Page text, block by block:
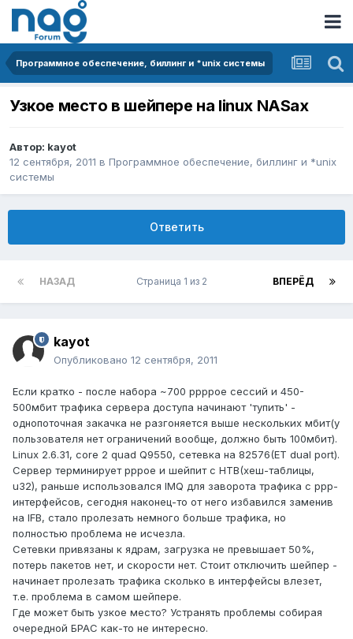
Программное обеспечение, биллинг и *unix системы
Узкое место в шейпере на linux NASах
Автор: kayot
12 сентября, 2011 в Программное обеспечение, биллинг и *unix
системы
Ответить
НАЗАД ВПЕРЁД
Страница 1 из 2
kayot
Опубликовано 12 сентября, 2011
Если кратко - после набора ~700 ppppoe сессий и 450-
500мбит трафика сервера доступа начинают 'тупить' -
однопоточная закачка не разгоняется выше нескольких мбит(у
пользователя нет ограничений вообще, должно быть 100мбит).
Linux 2.6.31, core 2 quad Q9550, сетевка на 82576(ET dual port).
Сервер терминирует pppoe и шейпит с HTB(хеш-таблицы,
u32), раньше использовался IMQ для заворота трафика с ppp-
интерфейсов, сегодня наконец-то от него избавился заменив
на IFB, стало пролезать немного больше трафика, но
полностью проблема не исчезла.
Сетевки привязаны к ядрам, загрузка не превышает 50%,
потерь пакетов нет, и скорости нет. Стоит отключить шейпер -
начинает пролезать трафика сколько в интерфейсы влезет,
т.е. проблема в самом шейпере.
Где может быть узкое место? Устранять проблемы собирая
очередной БРАС как-то не интересно.